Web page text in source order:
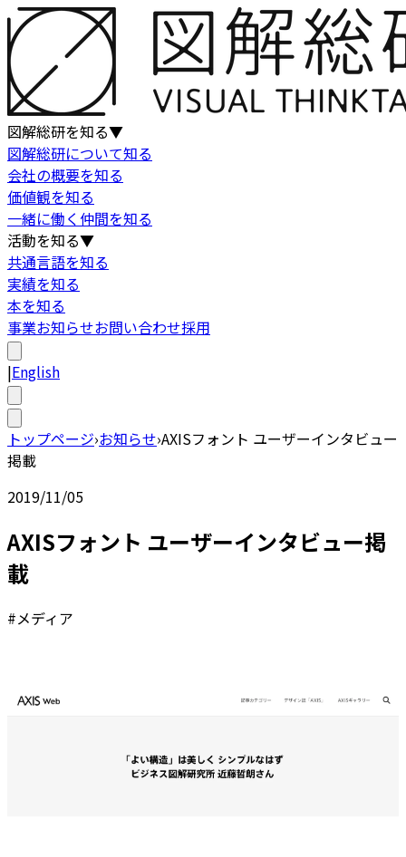
図解総研を知る▼
図解総研について知る
会社の概要を知る
価値観を知る
一緒に働く仲間を知る
活動を知る▼
共通言語を知る
実績を知る
本を知る
事業お知らせお問い合わせ採用
|English
トップページ›お知らせ›AXISフォント ユーザーインタビュー
掲載
2019/11/05
AXISフォント ユーザーインタビュー掲
載
#メディア